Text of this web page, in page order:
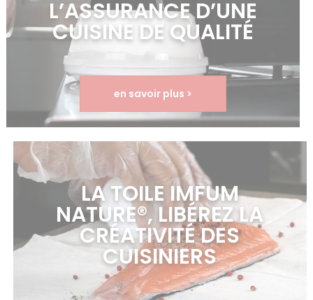
L’ASSURANCE D’UNE
CUISINE DE QUALITÉ
en savoir plus >
LA TOILE IMFUM
NATURE®, LIBÉREZ LA
CRÉATIVITÉ DES
CUISINIERS